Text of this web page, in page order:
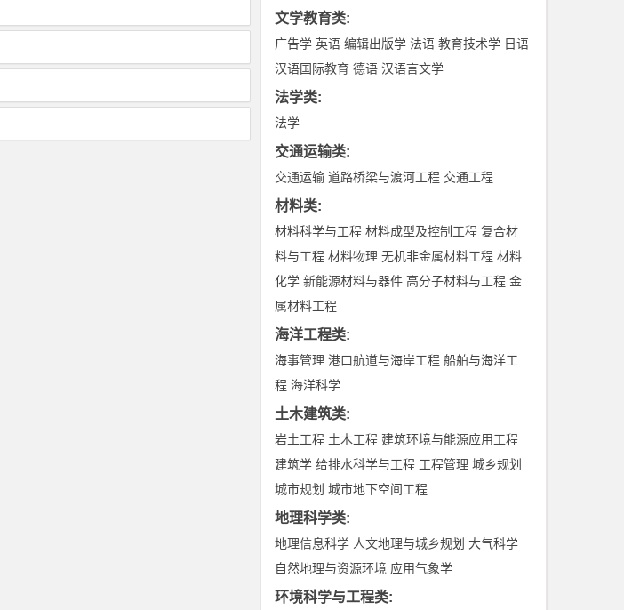
文学教育类:
广告学 英语 编辑出版学 法语 教育技术学 日语
汉语国际教育 德语 汉语言文学
法学类:
法学
交通运输类:
交通运输 道路桥梁与渡河工程 交通工程
材料类:
材料科学与工程 材料成型及控制工程 复合材
料与工程 材料物理 无机非金属材料工程 材料
化学 新能源材料与器件 高分子材料与工程 金
属材料工程
海洋工程类:
海事管理 港口航道与海岸工程 船舶与海洋工
程 海洋科学
土木建筑类:
岩土工程 土木工程 建筑环境与能源应用工程
建筑学 给排水科学与工程 工程管理 城乡规划
城市规划 城市地下空间工程
地理科学类:
地理信息科学 人文地理与城乡规划 大气科学
自然地理与资源环境 应用气象学
环境科学与工程类: